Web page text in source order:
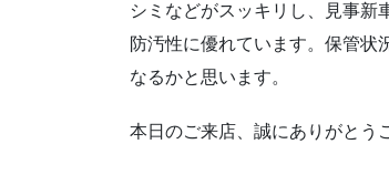
シミなどがスッキリし、見事新
防汚性に優れています。保管状
なるかと思います。
本日のご来店、誠にありがとう